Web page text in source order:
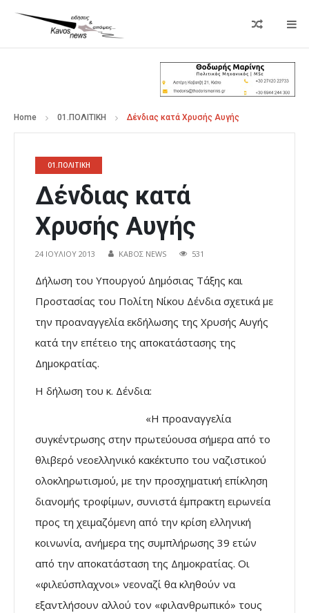
Home 01.ΠΟΛΙΤΙΚΗ Δένδιας κατά Χρυσής Αυγής
01.ΠΟΛΙΤΙΚΗ
Δένδιας κατά
Χρυσής Αυγής
24 ΙΟΥΛΊΟΥ 2013 ΚΑΒΟΣ NEWS 531
Δήλωση του Υπουργού Δημόσιας Τάξης και
Προστασίας του Πολίτη Νίκου Δένδια σχετικά με
την προαναγγελία εκδήλωσης της Χρυσής Αυγής
κατά την επέτειο της αποκατάστασης της
Δημοκρατίας.
Η δήλωση του κ. Δένδια:
«Η προαναγγελία
συγκέντρωσης στην πρωτεύουσα σήμερα από το
θλιβερό νεοελληνικό κακέκτυπο του ναζιστικού
ολοκληρωτισμού, με την προσχηματική επίκληση
διανομής τροφίμων, συνιστά έμπρακτη ειρωνεία
προς τη χειμαζόμενη από την κρίση ελληνική
κοινωνία, ανήμερα της συμπλήρωσης 39 ετών
από την αποκατάσταση της Δημοκρατίας. Οι
«φιλεύσπλαχνοι» νεοναζί θα κληθούν να
εξαντλήσουν αλλού τον «φιλανθρωπικό» τους